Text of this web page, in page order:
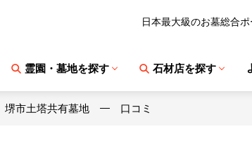
日本最大級のお墓総合
霊園・墓地を探す 石材店を探す
堺市土塔共有墓地 口コミ